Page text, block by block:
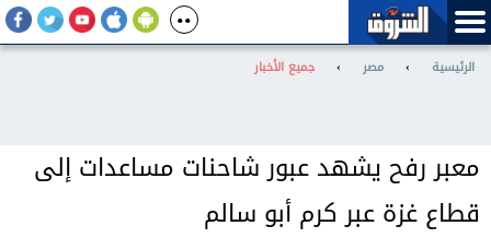
الرئيسية › مصر › جميع الأخبار
معبر رفح يشهد عبور شاحنات مساعدات إلى
قطاع غزة عبر كرم أبو سالم